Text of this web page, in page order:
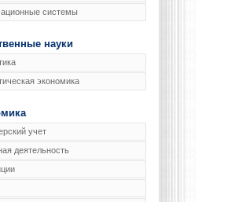
системы
науки
экономика
учет
деятельность